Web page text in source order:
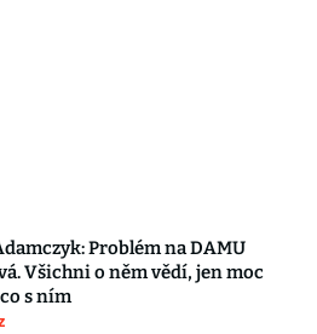
Problém na DAMU
Všichni o něm vědí, jen moc
s ním